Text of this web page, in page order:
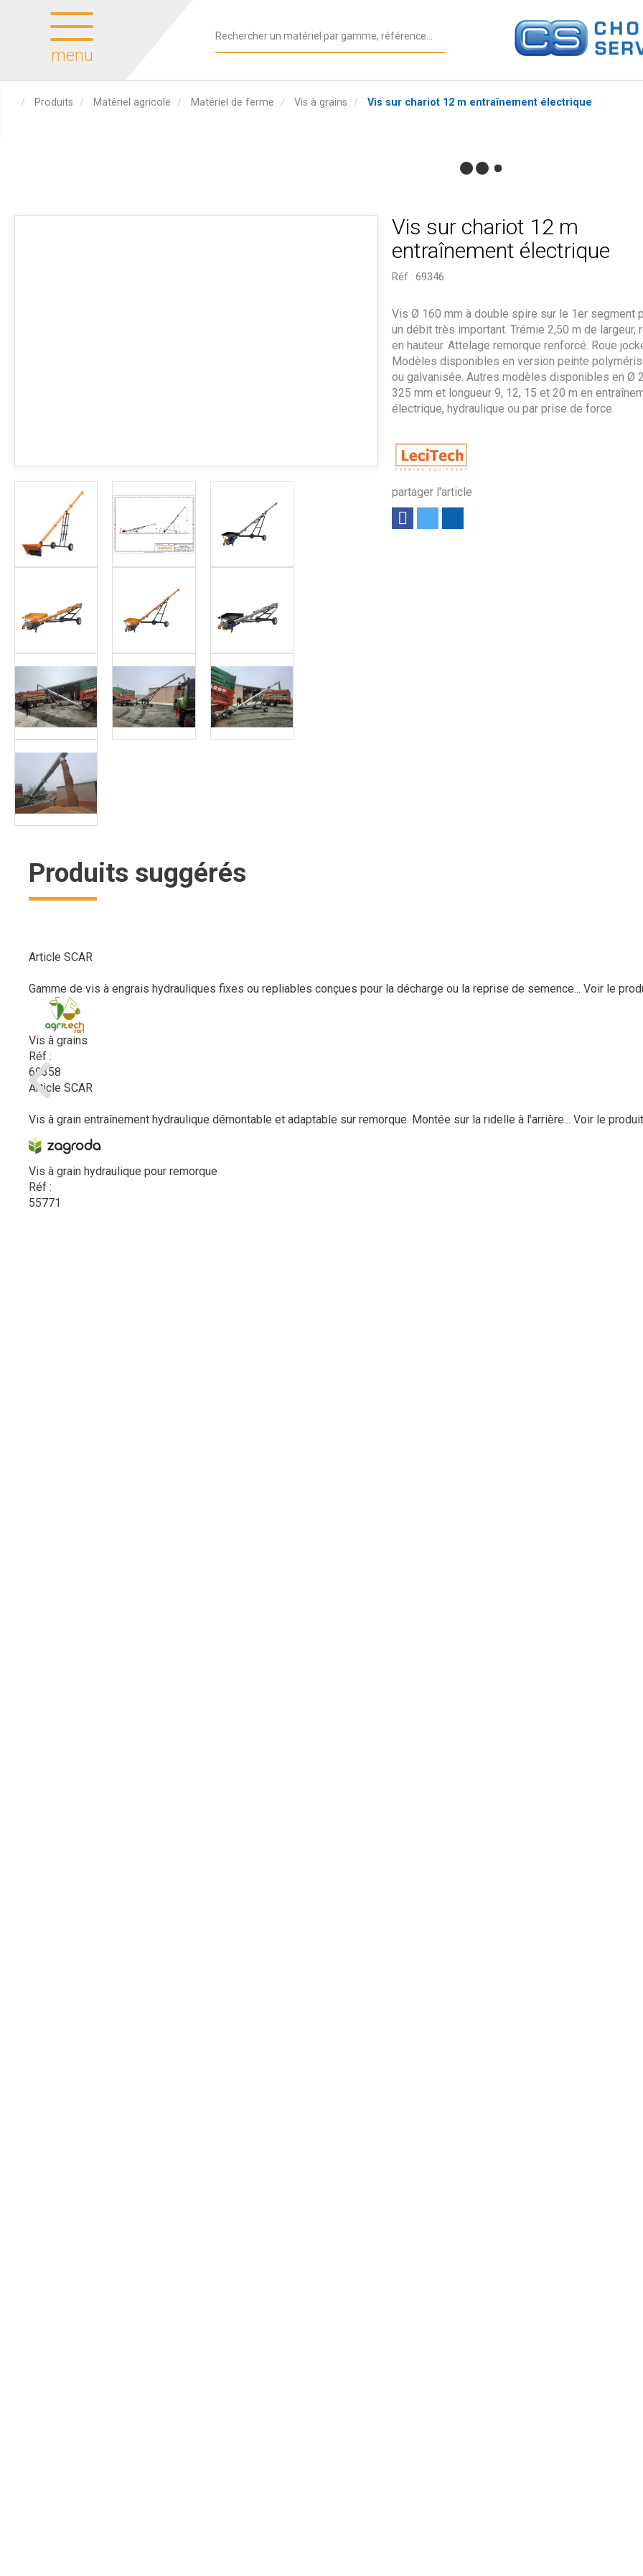
menu
Produits Matériel agricole Matériel de ferme Vis à grains Vis sur chariot 12 m entraînement électrique
Vis sur chariot 12 m
entraînement électrique
Réf : 69346
partager l'article
Vis Ø 160 mm à double spire sur le 1er segment
un débit très important. Trémie 2,50 m de largeur,
en hauteur. Attelage remorque renforcé. Roue
Modèles disponibles en version peinte
ou galvanisée. Autres modèles disponibles en Ø
325 mm et longueur 9, 12, 15 et 20 m en
électrique, hydraulique ou par prise de force.
Produits suggérés
Article SCAR
Gamme de vis à engrais hydrauliques fixes ou repliables conçues pour la décharge ou la reprise de semence... Voir le
Vis à grains
Réf :
69358
Article SCAR
Vis à grain entraînement hydraulique démontable et adaptable sur remorque. Montée sur la ridelle à l'arrière... Voir le produit
Vis à grain hydraulique pour remorque
Réf :
55771